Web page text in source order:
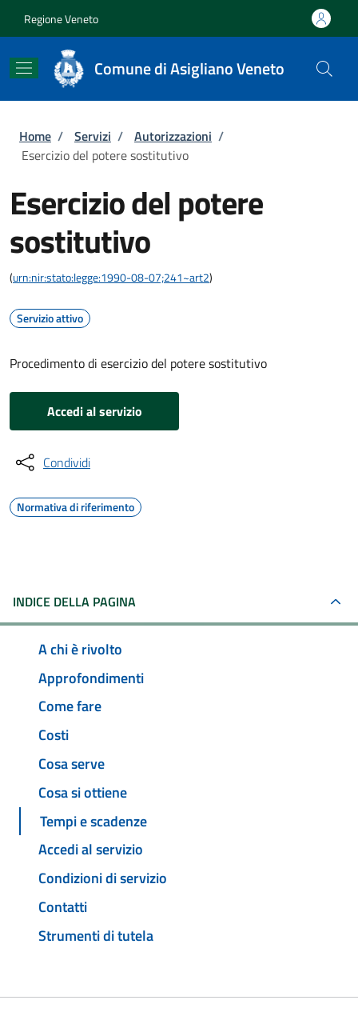
Regione Veneto
Comune di Asigliano Veneto
Briciole di pane
Home / Servizi / Autorizzazioni /
Esercizio del potere sostitutivo
Esercizio del potere
sostitutivo
(urn:nir:stato:legge:1990-08-07;241~art2)
Servizio attivo
Procedimento di esercizio del potere sostitutivo
Accedi al servizio
Condividi
Normativa di riferimento
INDICE DELLA PAGINA
A chi è rivolto
Approfondimenti
Come fare
Costi
Cosa serve
Cosa si ottiene
Tempi e scadenze
Accedi al servizio
Condizioni di servizio
Contatti
Strumenti di tutela